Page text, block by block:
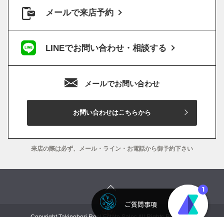
メールで来店予約
LINEでお問い合わせ・相談する
メールでお問い合わせ
お問い合わせはこちらから
来店の際は必ず、メール・ライン・お電話から御予約下さい